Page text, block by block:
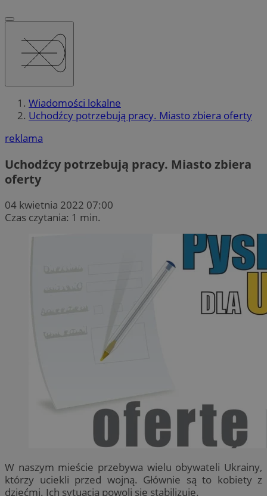
Wiadomości lokalne
Uchodźcy potrzebują pracy. Miasto zbiera oferty
reklama
Uchodźcy potrzebują pracy. Miasto zbiera
oferty
04 kwietnia 2022 07:00
Czas czytania: 1 min.
W naszym mieście przebywa wielu obywateli Ukrainy,
którzy uciekli przed wojną. Głównie są to kobiety z
dziećmi. Ich sytuacja powoli się stabilizuje.